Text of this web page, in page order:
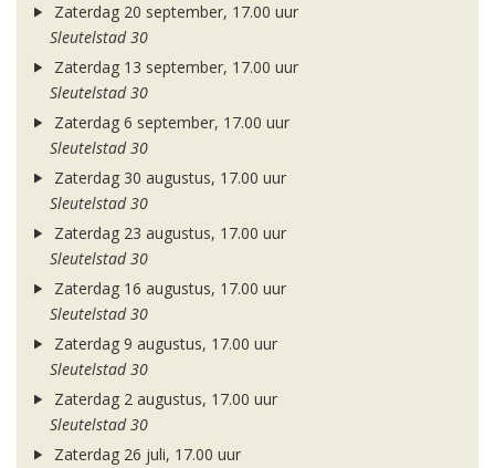
Zaterdag 20 september, 17.00 uur
Sleutelstad 30
Zaterdag 13 september, 17.00 uur
Sleutelstad 30
Zaterdag 6 september, 17.00 uur
Sleutelstad 30
Zaterdag 30 augustus, 17.00 uur
Sleutelstad 30
Zaterdag 23 augustus, 17.00 uur
Sleutelstad 30
Zaterdag 16 augustus, 17.00 uur
Sleutelstad 30
Zaterdag 9 augustus, 17.00 uur
Sleutelstad 30
Zaterdag 2 augustus, 17.00 uur
Sleutelstad 30
Zaterdag 26 juli, 17.00 uur